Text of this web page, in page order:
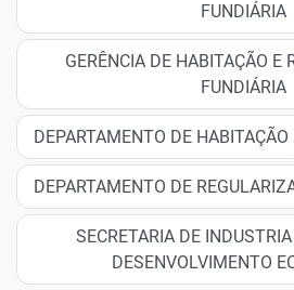
FUNDIÁRIA
GERÊNCIA DE HABITAÇÃO E
FUNDIÁRIA
DEPARTAMENTO DE HABITAÇÃO
DEPARTAMENTO DE
SECRETARIA DE
DESENVOLVIMENTO